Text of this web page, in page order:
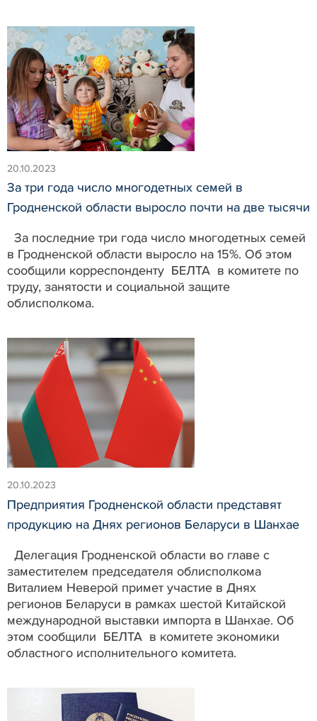
20.10.2023
За три года число многодетных семей в
Гродненской области выросло почти на две тысячи
За последние три года число многодетных семей
в Гродненской области выросло на 15%. Об этом
сообщили корреспонденту БЕЛТА в комитете по
труду, занятости и социальной защите
облисполкома.
20.10.2023
Предприятия Гродненской области представят
продукцию на Днях регионов Беларуси в Шанхае
Делегация Гродненской области во главе с
заместителем председателя облисполкома
Виталием Неверой примет участие в Днях
регионов Беларуси в рамках шестой Китайской
международной выставки импорта в Шанхае. Об
этом сообщили БЕЛТА в комитете экономики
областного исполнительного комитета.